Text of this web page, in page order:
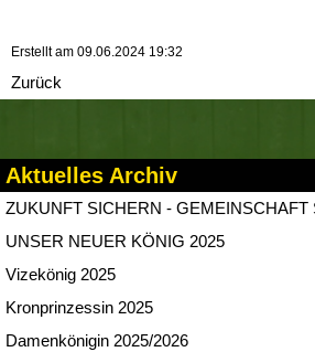
Erstellt am 09.06.2024 19:32
Zurück
Aktuelles Archiv
ZUKUNFT SICHERN - GEMEINSCHAFT
UNSER NEUER KÖNIG 2025
Vizekönig 2025
Kronprinzessin 2025
Damenkönigin 2025/2026